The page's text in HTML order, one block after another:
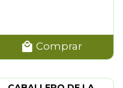
Comprar